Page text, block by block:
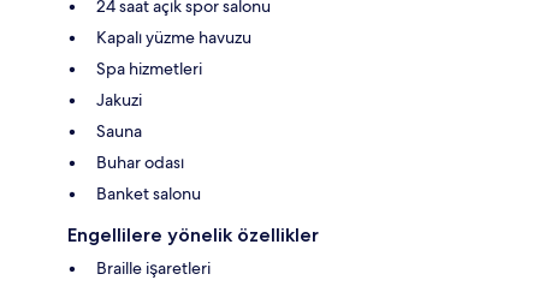
24 saat açık spor salonu
Kapalı yüzme havuzu
Spa hizmetleri
Jakuzi
Sauna
Buhar odası
Banket salonu
Engellilere yönelik özellikler
Braille işaretleri